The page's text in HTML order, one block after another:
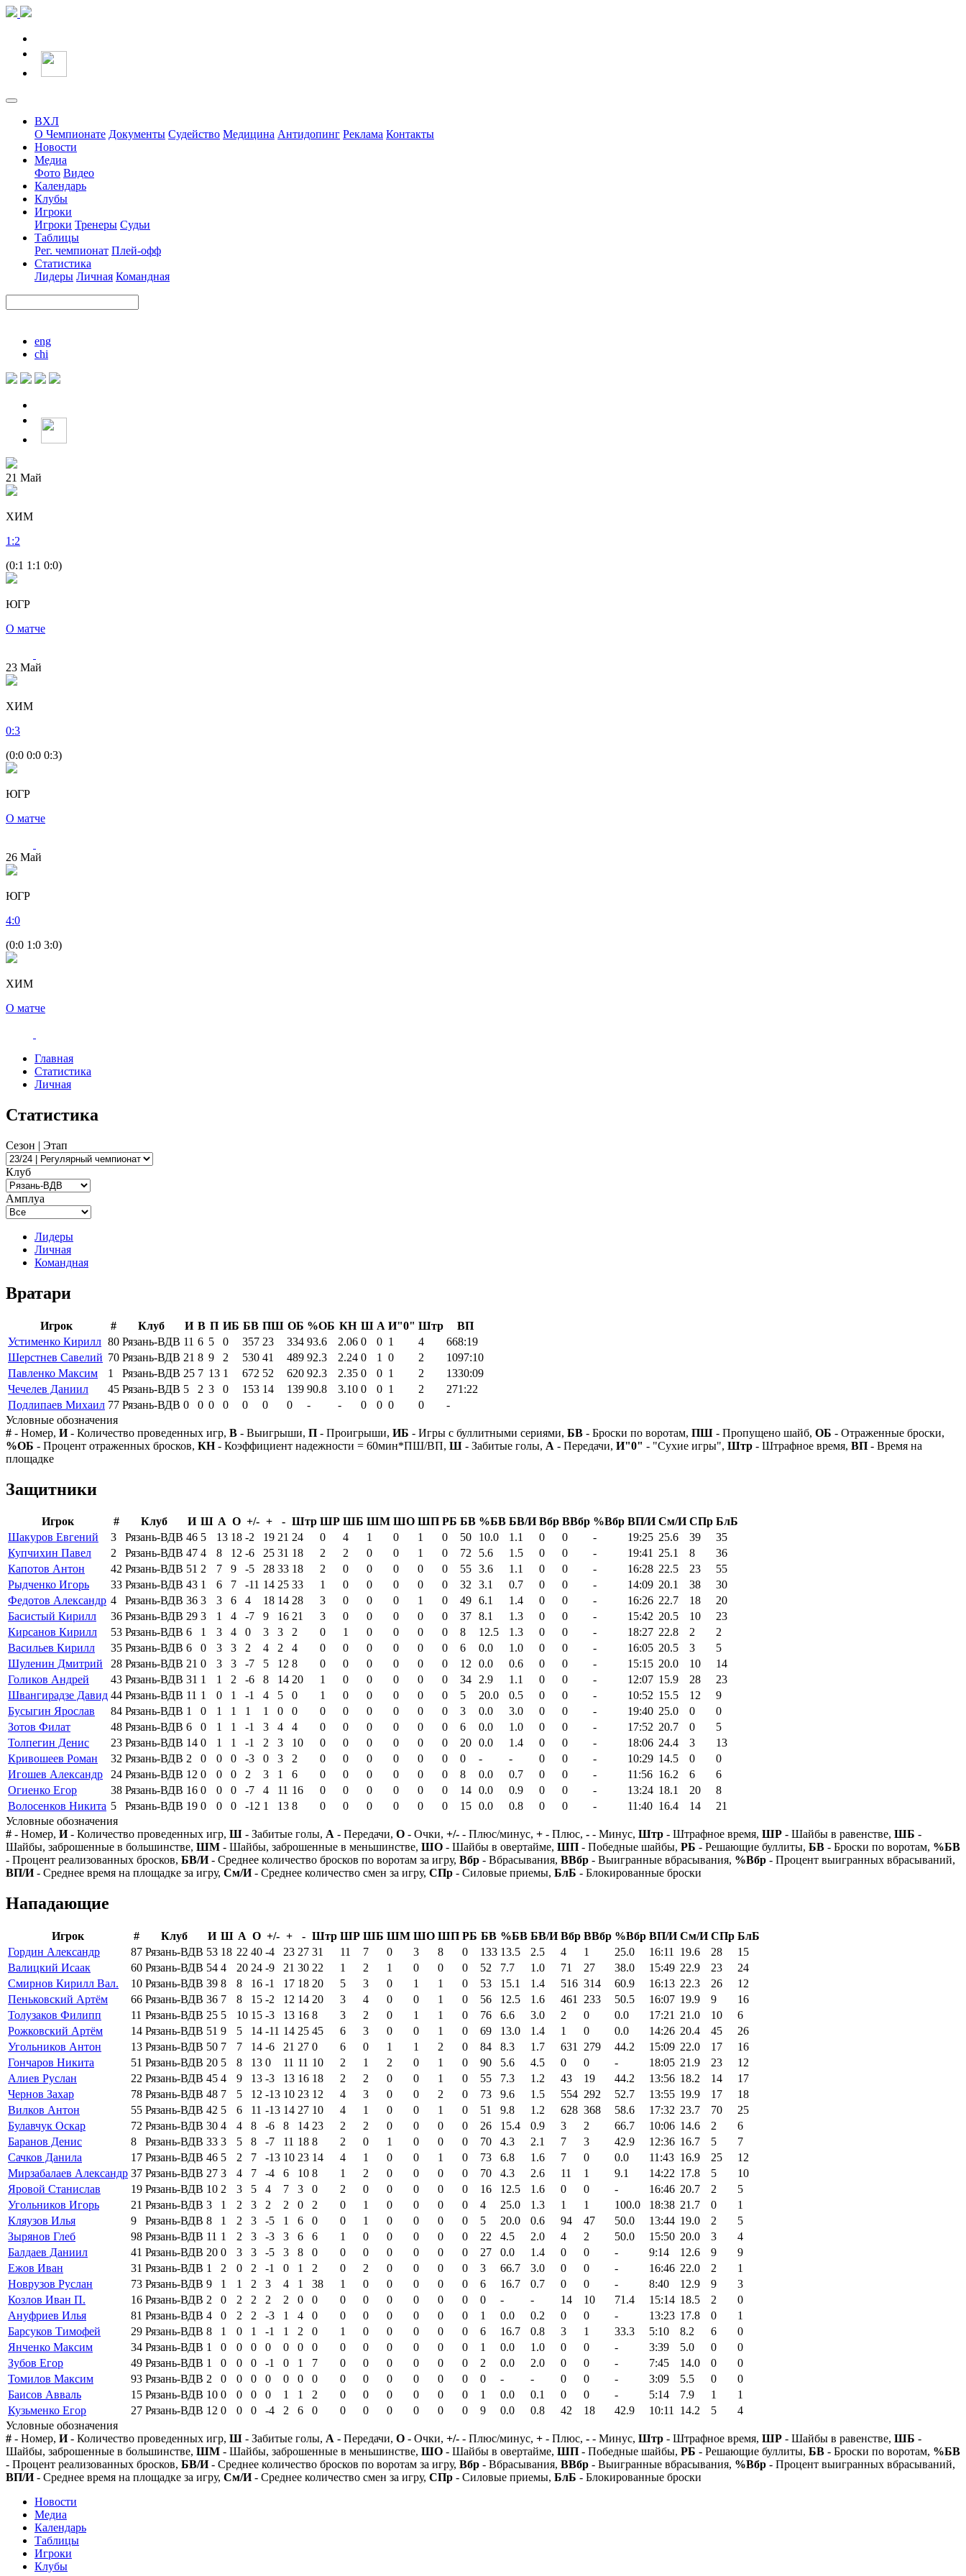
ВХЛ
О Чемпионате Документы Судейство Медицина Антидопинг Реклама Контакты
Новости
Медиа
Фото Видео
Календарь
Клубы
Игроки
Игроки Тренеры Судьи
Таблицы
Рег. чемпионат Плей-офф
Статистика
Лидеры Личная Командная
eng
chi
21 Май
ХИМ
1 :2
(0:1 1:1 0:0)
ЮГР
О матче
23 Май
ХИМ
0:3
(0:0 0:0 0:3)
ЮГР
О матче
26 Май
ЮГР
4:0
(0:0 1:0 3:0)
ХИМ
О матче
Главная
Статистика
Личная
Статистика
Сезон | Этап
Клуб
Амплуа
Лидеры
Личная
Командная
Вратари
Игрок # Клуб И В П ИБ БВ ПШ ОБ %ОБ КН Ш А И"0" Штр
ВП
Устименко Кирилл 80 Рязань-ВДВ 11 6 5 0 357 23 334 93.6 2.06 0 0 1 4
668:19
Шерстнев Савелий 70 Рязань-ВДВ 21 8 9 2 530 41 489 92.3 2.24 0 1 0 2
1097:10
Павленко Максим
1 Рязань-ВДВ 25 7 13 1 672 52 620 92.3 2.35 0 0 1 2
1330:09
Чечелев Даниил
45 Рязань-ВДВ 5 2 3 0 153 14 139 90.8 3.10 0 0 1 2
271:22
Подлипаев Михаил 77 Рязань-ВДВ 0 0 0 0 0 0 0 - - 0 0 0 0
-
Условные обозначения
# - Номер, И- Количество проведенных игр, В - Выигрыши, П - Проигрыши, ИБ - Игры с буллитными сериями, БВ - Броски по воротам, ПШ - Пропущено шайб, ОБ - Отраженные броски,
%ОБ - Процент отраженных бросков, КН- Коэффициент надежности = 60мин*ПШ/ВП, Ш - Забитые голы, А - Передачи, И"0" - "Сухие игры", Штр - Штрафное время, ВП - Время на
площадке
Защитники
Игрок # Клуб И Ш А О +/- + - Штр ШР ШБ ШМ ШО ШП РБ БВ %БВ БВ/И Вбр ВВбр %Вбр ВП/И См/И СПр БлБ
Шакуров Евгений
3 Рязань-ВДВ 46 5 13 18 -2 19 21 24 0 4 1 0 1 0 50 10.0 1.1 0 0 - 19:25 25.6 39
35
Купчихин Павел
2 Рязань-ВДВ 47 4 8 12 -6 25 31 18 2 2 0 0 1 0 72 5.6 1.5 0 0 - 19:41 25.1 8
36
Капотов Антон
42 Рязань-ВДВ 51 2 7 9 -5 28 33 18 2 0 0 0 0 0 55 3.6 1.1 0 0 - 16:28 22.5 23
55
Рыдченко Игорь
33 Рязань-ВДВ 43 1 6 7 -11 14 25 33 1 0 0 0 0 0 32 3.1 0.7 0 0 - 14:09 20.1 38
30
Федотов Александр 4 Рязань-ВДВ 36 3 3 6 4 18 14 28 3 0 0 0 1 0 49 6.1 1.4 0 0 - 16:26 22.7 18
20
Басистый Кирилл
36 Рязань-ВДВ 29 3 1 4 -7 9 16 21 3 0 0 0 0 0 37 8.1 1.3 0 0 - 15:42 20.5 10
23
Кирсанов Кирилл
53 Рязань-ВДВ 6 1 3 4 0 3 3 2 0 1 0 0 0 0 8 12.5 1.3 0 0 - 18:27 22.8 2
2
Васильев Кирилл
35 Рязань-ВДВ 6 0 3 3 2 4 2 4 0 0 0 0 0 0 6 0.0 1.0 0 0 - 16:05 20.5 3
5
Шуленин Дмитрий
28 Рязань-ВДВ 21 0 3 3 -7 5 12 8 0 0 0 0 0 0 12 0.0 0.6 0 0 - 15:15 20.0 10
14
Голиков Андрей
43 Рязань-ВДВ 31 1 1 2 -6 8 14 20 1 0 0 0 0 0 34 2.9 1.1 0 0 - 12:07 15.9 28
23
Швангирадзе Давид 44 Рязань-ВДВ 11 1 0 1 -1 4 5 0 1 0 0 0 0 0 5 20.0 0.5 0 0 - 10:52 15.5 12
9
Бусыгин Ярослав
84 Рязань-ВДВ 1 0 1 1 1 1 0 0 0 0 0 0 0 0 3 0.0 3.0 0 0 - 19:40 25.0 0
0
Зотов Филат
48 Рязань-ВДВ 6 0 1 1 -1 3 4 4 0 0 0 0 0 0 6 0.0 1.0 0 0 - 17:52 20.7 0
5
Толпегин Денис
23 Рязань-ВДВ 14 0 1 1 -1 2 3 10 0 0 0 0 0 0 20 0.0 1.4 0 0 - 18:06 24.4 3
13
Кривошеев Роман
32 Рязань-ВДВ 2 0 0 0 -3 0 3 2 0 0 0 0 0 0 0 - - 0 0 - 10:29 14.5 0
0
Игошев Александр
24 Рязань-ВДВ 12 0 0 0 2 3 1 6 0 0 0 0 0 0 8 0.0 0.7 0 0 - 11:56 16.2 6
6
Огиенко Егор
38 Рязань-ВДВ 16 0 0 0 -7 4 11 16 0 0 0 0 0 0 14 0.0 0.9 0 0 - 13:24 18.1 20
8
Волосенков Никита 5 Рязань-ВДВ 19 0 0 0 -12 1 13 8 0 0 0 0 0 0 15 0.0 0.8 0 0 - 11:40 16.4 14
21
Условные обозначения
# - Номер, И- Количество проведенных игр, Ш - Забитые голы, А - Передачи, О - Очки, +/- - Плюс/минус, + - Плюс, - - Минус, Штр - Штрафное время, ШР - Шайбы в равенстве, ШБ -
Шайбы, заброшенные в большинстве, ШМ - Шайбы, заброшенные в меньшинстве, ШО - Шайбы в овертайме, ШП - Победные шайбы, РБ - Решающие буллиты, БВ - Броски по воротам, %БВ
- Процент реализованных бросков, БВ/И- Среднее количество бросков по воротам за игру, Вбр - Вбрасывания, ВВбр - Выигранные вбрасывания, %Вбр - Процент выигранных вбрасываний,
ВП/И- Среднее время на площадке за игру, См/И- Среднее количество смен за игру, СПр - Силовые приемы, БлБ - Блокированные броски
Нападающие
Игрок # Клуб И Ш А О +/- + - Штр ШР ШБ ШМ ШО ШП РБ БВ %БВ БВ/И Вбр ВВбр %Вбр ВП/И См/И СПр БлБ
Гордин Александр
87 Рязань-ВДВ 53 18 22 40 -4 23 27 31 11 7 0 3 8 0 133 13.5 2.5 4 1 25.0 16:11 19.6 28
15
Валицкий Исаак
60 Рязань-ВДВ 54 4 20 24 -9 21 30 22 1 2 1 0 0 0 52 7.7 1.0 71 27 38.0 15:49 22.9 23
24
Смирнов Кирилл Вал.
10 Рязань-ВДВ 39 8 8 16 -1 17 18 20 5 3 0 1 1 0 53 15.1 1.4 516 314 60.9 16:13 22.3 26
12
Пеньковский Артём
66 Рязань-ВДВ 36 7 8 15 -2 12 14 20 3 4 0 0 1 0 56 12.5 1.6 461 233 50.5 16:07 19.9 9
16
Толузаков Филипп
11 Рязань-ВДВ 25 5 10 15 -3 13 16 8 3 2 0 1 1 0 76 6.6 3.0 2 0 0.0 17:21 21.0 10
6
Рожковский Артём
14 Рязань-ВДВ 51 9 5 14 -11 14 25 45 6 3 0 0 1 0 69 13.0 1.4 1 0 0.0 14:26 20.4 45
26
Угольников Антон
13 Рязань-ВДВ 50 7 7 14 -6 21 27 0 6 0 1 1 2 0 84 8.3 1.7 631 279 44.2 15:09 22.0 17
16
Гончаров Никита
51 Рязань-ВДВ 20 5 8 13 0 11 11 10 2 1 2 0 1 0 90 5.6 4.5 0 0 - 18:05 21.9 23
12
Алиев Руслан
22 Рязань-ВДВ 45 4 9 13 -3 13 16 18 2 2 0 0 1 0 55 7.3 1.2 43 19 44.2 13:56 18.2 14
17
Чернов Захар
78 Рязань-ВДВ 48 7 5 12 -13 10 23 12 4 3 0 0 2 0 73 9.6 1.5 554 292 52.7 13:55 19.9 17
18
Вилков Антон
55 Рязань-ВДВ 42 5 6 11 -13 14 27 10 4 1 0 0 1 0 51 9.8 1.2 628 368 58.6 17:32 23.7 70
25
Булавчук Оскар
72 Рязань-ВДВ 30 4 4 8 -6 8 14 23 2 2 0 0 0 0 26 15.4 0.9 3 2 66.7 10:06 14.6 2
6
Баранов Денис
8 Рязань-ВДВ 33 3 5 8 -7 11 18 8 2 0 1 0 0 0 70 4.3 2.1 7 3 42.9 12:36 16.7 5
7
Сачков Данила
17 Рязань-ВДВ 46 5 2 7 -13 10 23 14 4 1 0 0 1 0 73 6.8 1.6 7 0 0.0 11:43 16.9 25
12
Мирзабалаев Александр 37 Рязань-ВДВ 27 3 4 7 -4 6 10 8 1 2 0 0 0 0 70 4.3 2.6 11 1 9.1 14:22 17.8 5
10
Яровой Станислав
19 Рязань-ВДВ 10 2 3 5 4 7 3 0 2 0 0 0 0 0 16 12.5 1.6 0 0 - 16:46 20.7 2
5
Угольников Игорь
21 Рязань-ВДВ 3 1 2 3 2 2 0 2 0 1 0 0 0 0 4 25.0 1.3 1 1 100.0 18:38 21.7 0
1
Кляузов Илья
9 Рязань-ВДВ 8 1 2 3 -5 1 6 0 0 1 0 0 0 0 5 20.0 0.6 94 47 50.0 13:44 19.0 2
5
Зырянов Глеб
98 Рязань-ВДВ 11 1 2 3 -3 3 6 6 1 0 0 0 0 0 22 4.5 2.0 4 2 50.0 15:50 20.0 3
4
Балдаев Даниил
41 Рязань-ВДВ 20 0 3 3 -5 3 8 0 0 0 0 0 0 0 27 0.0 1.4 0 0 - 9:14 12.6 9
9
Ежов Иван
31 Рязань-ВДВ 1 2 0 2 -1 0 1 2 0 2 0 0 0 0 3 66.7 3.0 0 0 - 16:46 22.0 2
1
Новрузов Руслан
73 Рязань-ВДВ 9 1 1 2 3 4 1 38 1 0 0 0 0 0 6 16.7 0.7 0 0 - 8:40 12.9 9
3
Козлов Иван П.
16 Рязань-ВДВ 2 0 2 2 2 2 0 0 0 0 0 0 0 0 0 - - 14 10 71.4 15:14 18.5 2
0
Ануфриев Илья
81 Рязань-ВДВ 4 0 2 2 -3 1 4 0 0 0 0 0 0 0 1 0.0 0.2 0 0 - 13:23 17.8 0
1
Барсуков Тимофей
29 Рязань-ВДВ 8 1 0 1 -1 1 2 0 1 0 0 0 0 0 6 16.7 0.8 3 1 33.3 5:10 8.2 6
0
Янченко Максим
34 Рязань-ВДВ 1 0 0 0 0 0 0 0 0 0 0 0 0 0 1 0.0 1.0 0 0 - 3:39 5.0 0
0
Зубов Егор
49 Рязань-ВДВ 1 0 0 0 -1 0 1 7 0 0 0 0 0 0 2 0.0 2.0 0 0 - 7:45 14.0 0
0
Томилов Максим
93 Рязань-ВДВ 2 0 0 0 0 0 0 0 0 0 0 0 0 0 0 - - 0 0 - 3:09 5.5 0
0
Баисов Авваль
15 Рязань-ВДВ 10 0 0 0 0 1 1 2 0 0 0 0 0 0 1 0.0 0.1 0 0 - 5:14 7.9 1
1
Кузьменко Егор
27 Рязань-ВДВ 12 0 0 0 -4 2 6 0 0 0 0 0 0 0 9 0.0 0.8 42 18 42.9 10:11 14.2 5
4
Условные обозначения
# - Номер, И- Количество проведенных игр, Ш - Забитые голы, А - Передачи, О - Очки, +/- - Плюс/минус, + - Плюс, - - Минус, Штр - Штрафное время, ШР - Шайбы в равенстве, ШБ -
Шайбы, заброшенные в большинстве, ШМ - Шайбы, заброшенные в меньшинстве, ШО - Шайбы в овертайме, ШП - Победные шайбы, РБ - Решающие буллиты, БВ - Броски по воротам, %БВ
- Процент реализованных бросков, БВ/И- Среднее количество бросков по воротам за игру, Вбр - Вбрасывания, ВВбр - Выигранные вбрасывания, %Вбр - Процент выигранных вбрасываний,
ВП/И- Среднее время на площадке за игру, См/И- Среднее количество смен за игру, СПр - Силовые приемы, БлБ - Блокированные броски
Новости
Медиа
Календарь
Таблицы
Игроки
Клубы